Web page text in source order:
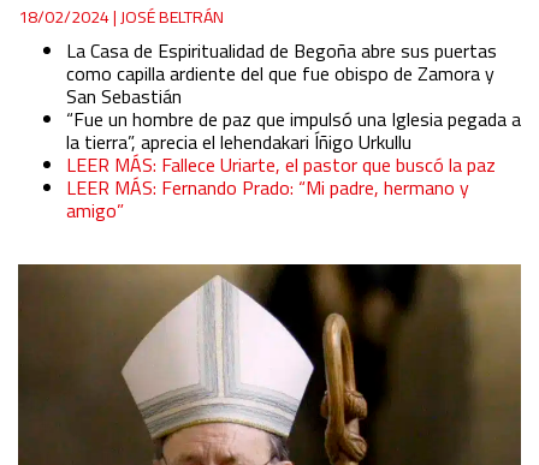
18/02/2024|JOSÉ BELTRÁN
La Casa de Espiritualidad de Begoña abre sus puertas
como capilla ardiente del que fue obispo de Zamora y
San Sebastián
“Fue un hombre de paz que impulsó una Iglesia pegada a
la tierra”, aprecia el lehendakari Íñigo Urkullu
LEER MÁS: Fallece Uriarte, el pastor que buscó la paz
LEER MÁS: Fernando Prado: “Mi padre, hermano y
amigo”